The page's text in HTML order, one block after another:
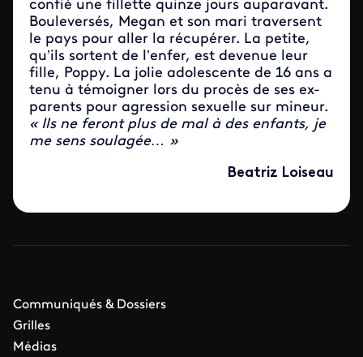
confié une fillette quinze jours auparavant.
Bouleversés, Megan et son mari traversent
le pays pour aller la récupérer. La petite,
qu’ils sortent de l’enfer, est devenue leur
fille, Poppy. La jolie adolescente de 16 ans a
tenu à témoigner lors du procès de ses ex-
parents pour agression sexuelle sur mineur.
« Ils ne feront plus de mal à des enfants, je
me sens soulagée… »
Beatriz Loiseau
Communiqués & Dossiers
Grilles
Médias